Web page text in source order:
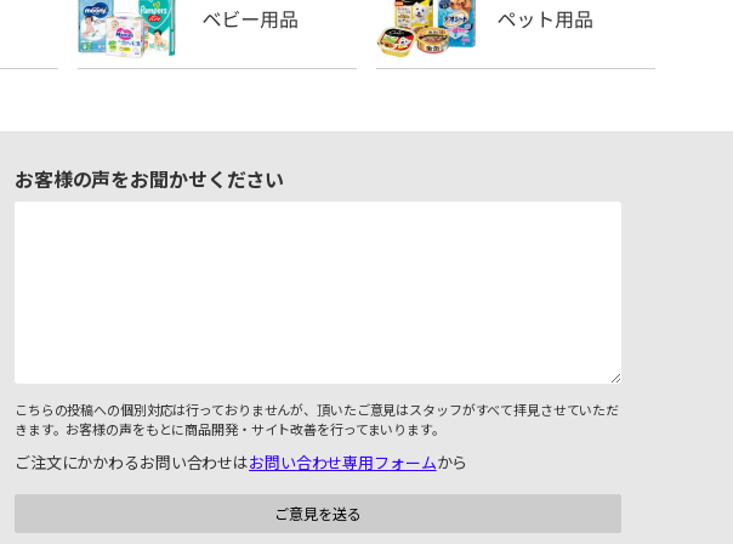
お客様の声をお聞かせください
こちらの投稿への個別対応は行っておりませんが、頂いたご意見はスタッフがすべて拝見させていただ
きます。お客様の声をもとに商品開発・サイト改善を行ってまいります。
ご注文にかかわるお問い合わせはお問い合わせ専用フォームから